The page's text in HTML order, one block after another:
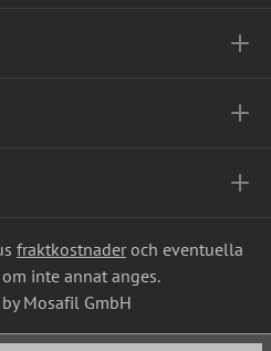
fraktkostnader och eventuella
inte annat anges.
Mosafil GmbH